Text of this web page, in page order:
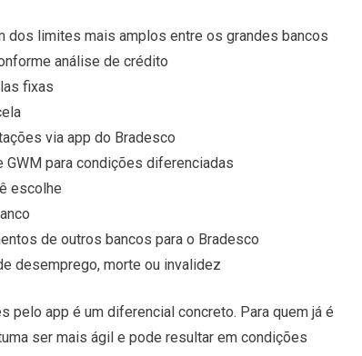
dos limites mais amplos entre os grandes bancos
análise de crédito
fixas
via app do Bradesco
GWM para condições diferenciadas
escolhe
de outros bancos para o Bradesco
desemprego, morte ou invalidez
pelo app é um diferencial concreto. Para quem já é
ser mais ágil e pode resultar em condições